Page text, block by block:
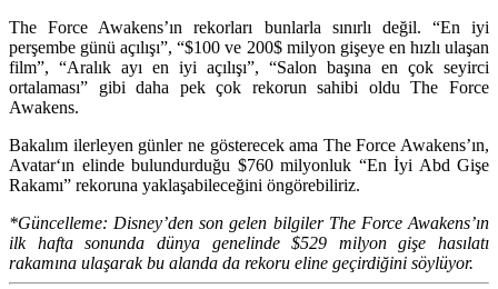
The Force Awakens’ın rekorları bunlarla sınırlı değil. “En iyi
perşembe günü açılışı”, “$100 ve 200$ milyon gişeye en hızlı ulaşan
film”, “Aralık ayı en iyi açılışı”, “Salon başına en çok seyirci
ortalaması” gibi daha pek çok rekorun sahibi oldu The Force
Awakens.
Bakalım ilerleyen günler ne gösterecek ama The Force Awakens’ın,
Avatar‘ın elinde bulundurduğu $760 milyonluk “En İyi Abd Gişe
Rakamı” rekoruna yaklaşabileceğini öngörebiliriz.
*Güncelleme: Disney’den son gelen bilgiler The Force Awakens’ın
ilk hafta sonunda dünya genelinde $529 milyon gişe hasılatı
rakamına ulaşarak bu alanda da rekoru eline geçirdiğini söylüyor.